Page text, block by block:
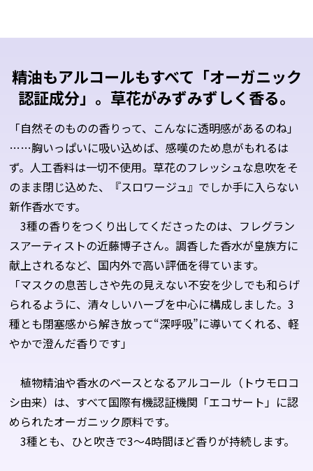
精油もアルコールもすべて「オーガニック
認証成分」。 草花がみずみずしく香る。
「自然そのものの香りって、こんなに透明感があるのね」
……胸いっぱいに吸い込めば、感嘆のため息がもれるは
ず。人工香料は一切不使用。草花のフレッシュな息吹をそ
のまま閉じ込めた、『スロワージュ』でしか手に入らない
新作香水です。
3種の香りをつくり出してくださったのは、フレグラン
スアーティストの近藤博子さん。調香した香水が皇族方に
献上されるなど、国内外で高い評価を得ています。
「マスクの息苦しさや先の見えない不安を少しでも和らげ
られるように、清々しいハーブを中心に構成しました。3
種とも閉塞感から解き放って“深呼吸”に導いてくれる、軽
やかで澄んだ香りです」
植物精油や香水のベースとなるアルコール（トウモロコ
シ由来）は、すべて国際有機認証機関「エコサート」に認
められたオーガニック原料です。
3種とも、ひと吹きで3〜4時間ほど香りが持続します。